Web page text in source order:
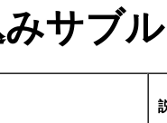
サブ